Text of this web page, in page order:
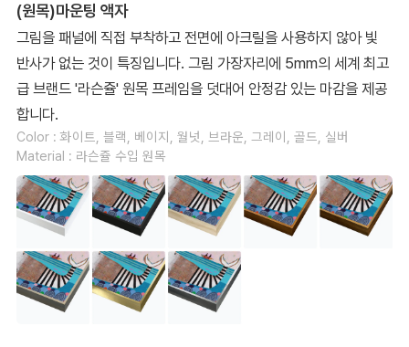
(원목)마운팅 액자
그림을 패널에 직접 부착하고 전면에 아크릴을 사용하지 않아 빛
반사가 없는 것이 특징입니다. 그림 가장자리에 5mm의 세계 최고
급 브랜드 '라슨쥴' 원목 프레임을 덧대어 안정감 있는 마감을 제공
합니다.
Color : 화이트, 블랙, 베이지, 월넛, 브라운, 그레이, 골드, 실버
Material : 라슨쥴 수입 원목